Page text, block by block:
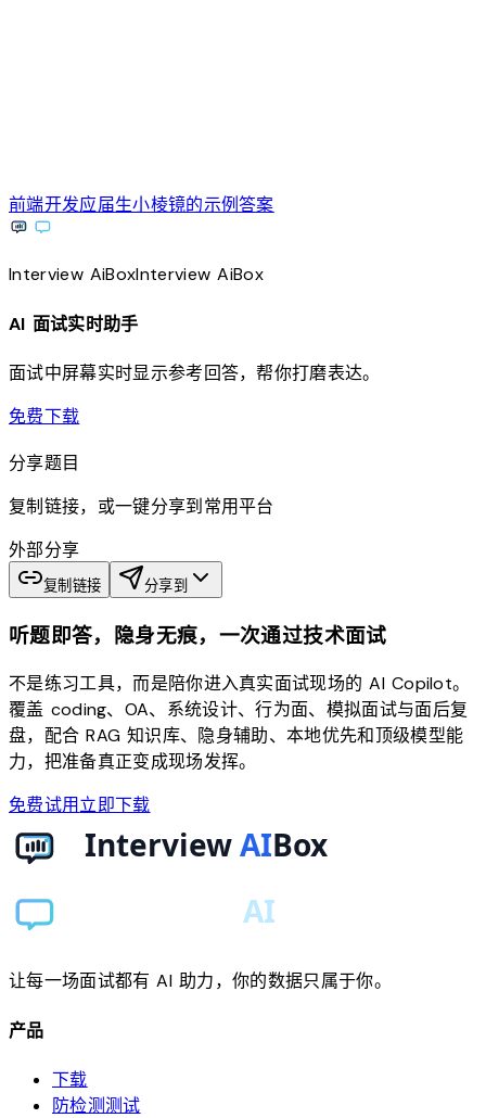
前端开发应届生小棱镜的示例答案
Interview AiBoxInterviewAiBox
AI 面试实时助手
面试中屏幕实时显示参考回答，帮你打磨表达。
免费下载download
分享题目
复制链接，或一键分享到常用平台
外部分享
复制链接 分享到
听题即答，隐身无痕，一次通过技术面试
不是练习工具，而是陪你进入真实面试现场的 AI Copilot。
覆盖 coding、OA、系统设计、行为面、模拟面试与面后复
盘，配合 RAG 知识库、隐身辅助、本地优先和顶级模型能
力，把准备真正变成现场发挥。
免费试用立即下载
让每一场面试都有 AI 助力，你的数据只属于你。
产品
下载
防检测测试